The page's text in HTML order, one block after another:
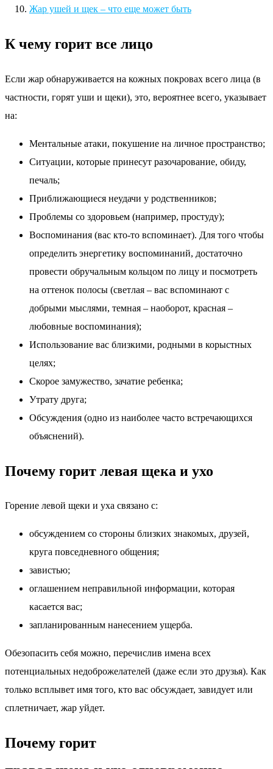
Жар ушей и щек – что еще может быть
К чему горит все лицо
Если жар обнаруживается на кожных покровах всего лица (в
частности, горят уши и щеки), это, вероятнее всего, указывает
на:
Ментальные атаки, покушение на личное пространство;
Ситуации, которые принесут разочарование, обиду,
печаль;
Приближающиеся неудачи у родственников;
Проблемы со здоровьем (например, простуду);
Воспоминания (вас кто-то вспоминает). Для того чтобы
определить энергетику воспоминаний, достаточно
провести обручальным кольцом по лицу и посмотреть
на оттенок полосы (светлая – вас вспоминают с
добрыми мыслями, темная – наоборот, красная –
любовные воспоминания);
Использование вас близкими, родными в корыстных
целях;
Скорое замужество, зачатие ребенка;
Утрату друга;
Обсуждения (одно из наиболее часто встречающихся
объяснений).
Почему горит левая щека и ухо
Горение левой щеки и уха связано с:
обсуждением со стороны близких знакомых, друзей,
круга повседневного общения;
завистью;
оглашением неправильной информации, которая
касается вас;
запланированным нанесением ущерба.
Обезопасить себя можно, перечислив имена всех
потенциальных недоброжелателей (даже если это друзья). Как
только всплывет имя того, кто вас обсуждает, завидует или
сплетничает, жар уйдет.
Почему горит